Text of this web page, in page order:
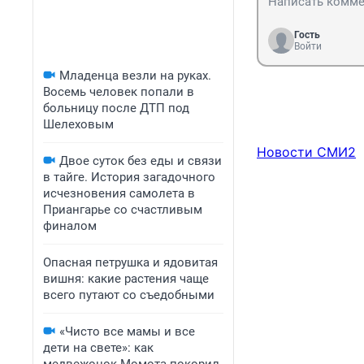
Младенца везли на руках.
Восемь человек попали в
больницу после ДТП под
Шелеховым
Двое суток без еды и связи
в тайге. История загадочного
исчезновения самолета в
Приангарье со счастливым
финалом
Опасная петрушка и ядовитая
вишня: какие растения чаще
всего путают со съедобными
«Чисто все мамы и все
дети на свете»: как
Гость
Войти
Новости СМИ2